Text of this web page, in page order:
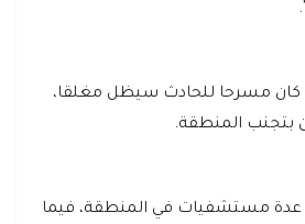
كان مسرحا للحادث سيظل مغلقا،
بتجنب المنطقة.
عدة مستشفيات في المنطقة، فيما